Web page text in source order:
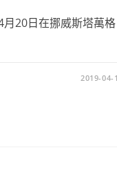
20日在挪威斯塔萬格
2019-04-